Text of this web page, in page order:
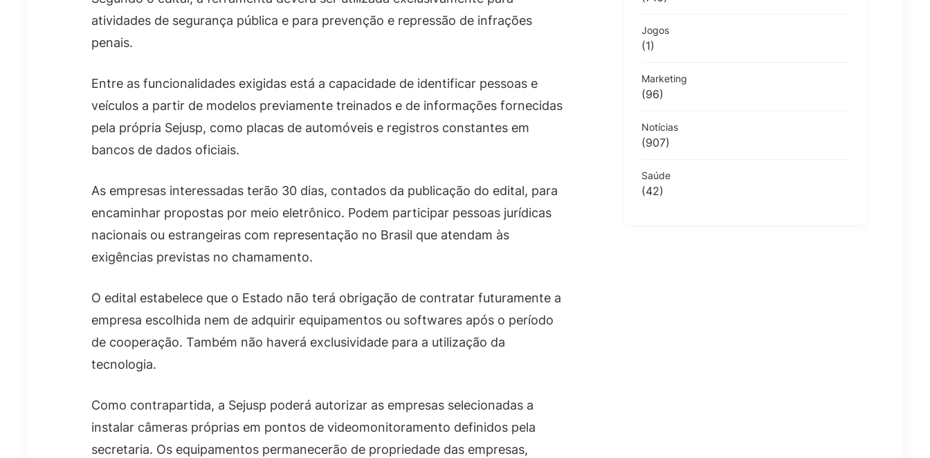
atividades de segurança pública e para prevenção e repressão de infrações
penais.
Entre as funcionalidades exigidas está a capacidade de identificar pessoas e
veículos a partir de modelos previamente treinados e de informações fornecidas
pela própria Sejusp, como placas de automóveis e registros constantes em
bancos de dados oficiais.
As empresas interessadas terão 30 dias, contados da publicação do edital, para
encaminhar propostas por meio eletrônico. Podem participar pessoas jurídicas
nacionais ou estrangeiras com representação no Brasil que atendam às
exigências previstas no chamamento.
O edital estabelece que o Estado não terá obrigação de contratar futuramente a
empresa escolhida nem de adquirir equipamentos ou softwares após o período
de cooperação. Também não haverá exclusividade para a utilização da
tecnologia.
Como contrapartida, a Sejusp poderá autorizar as empresas selecionadas a
instalar câmeras próprias em pontos de videomonitoramento definidos pela
secretaria. Os equipamentos permanecerão de propriedade das empresas,
Jogos
(1)
Marketing
(96)
Notícias
(907)
Saúde
(42)